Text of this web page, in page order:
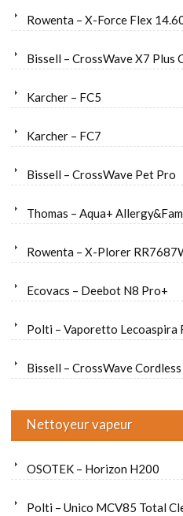
Rowenta – X-Force Flex
Bissell – CrossWave X7 Plus
Karcher – FC5
Karcher – FC7
Bissell – CrossWave Pet Pro
Thomas – Aqua+
Rowenta – X-Plorer
Ecovacs – Deebot N8 Pro+
Polti – Vaporetto Lecoaspira
Bissell – CrossWave Cordless
Nettoyeur vapeur
OSOTEK – Horizon H200
Polti – Unico MCV85 Total